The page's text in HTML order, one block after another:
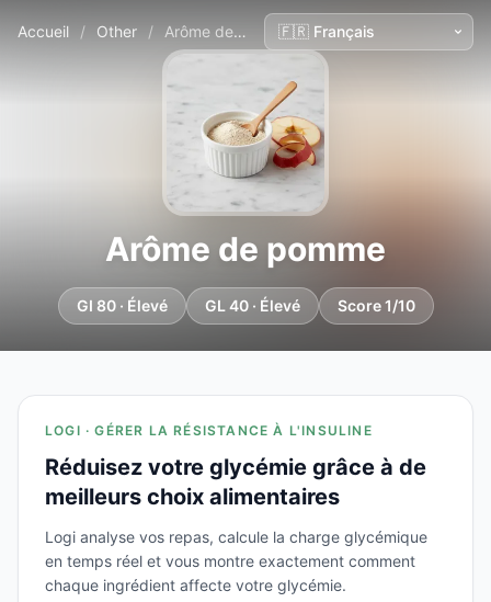
Accueil / Other / Arôme de pomme
Arôme de pomme
GI 80 · Élevé GL 40 · Élevé Score 1/10
LOGI · GÉRER LA RÉSISTANCE À L'INSULINE
Réduisez votre glycémie grâce à de
meilleurs choix alimentaires
Logi analyse vos repas, calcule la charge glycémique
en temps réel et vous montre exactement comment
chaque ingrédient affecte votre glycémie.